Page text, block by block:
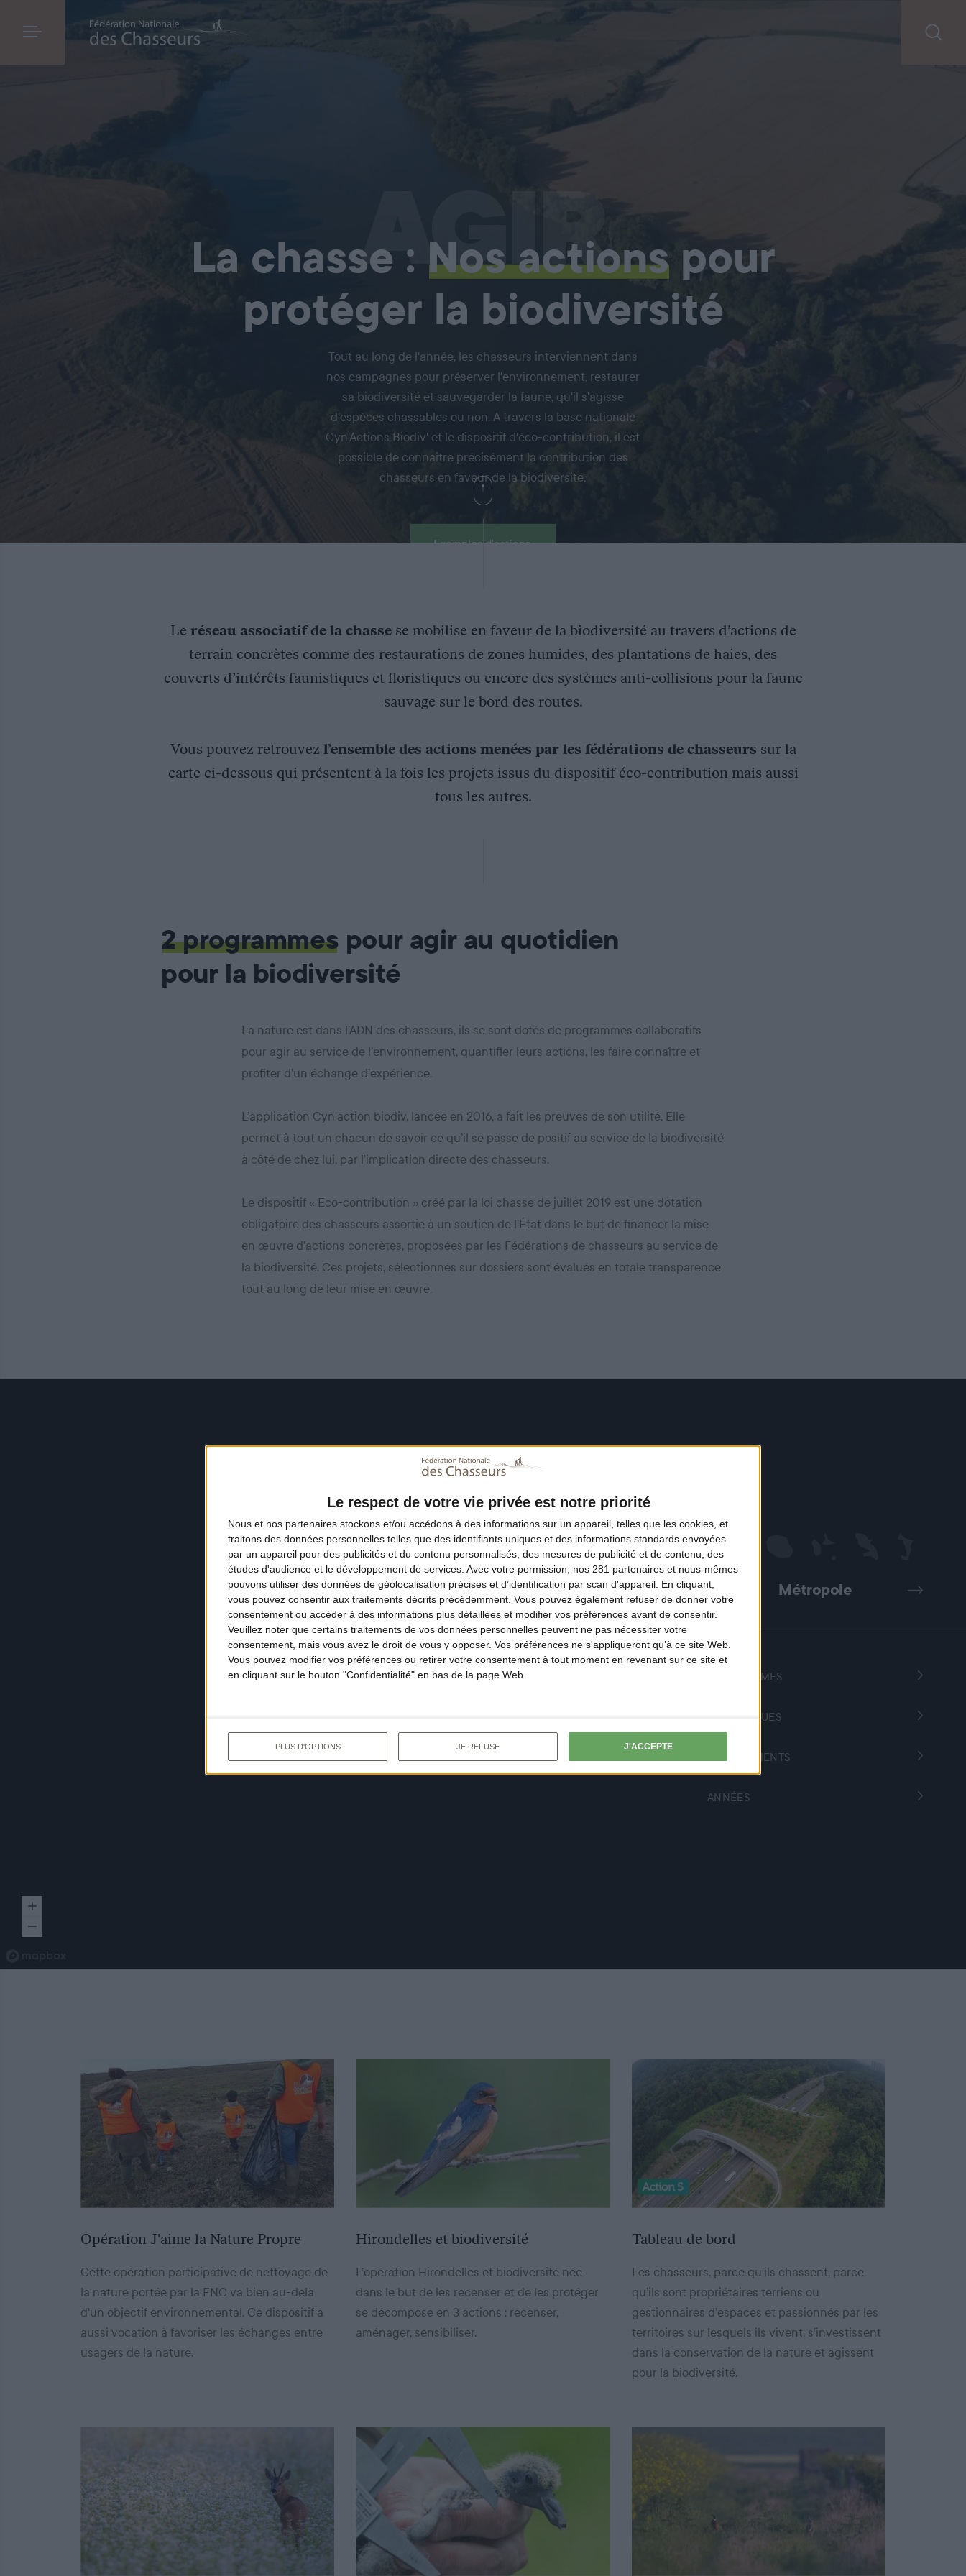
Le respect de votre vie privée est notre priorité
Nous et nos partenaires stockons et/ou accédons à des informations sur un appareil, telles que les cookies, et
traitons des données personnelles telles que des identifiants uniques et des informations standards envoyées
par un appareil pour des publicités et du contenu personnalisés, des mesures de publicité et de contenu, des
études d'audience et le développement de services. Avec votre permission, nos 281 partenaires et nous-mêmes
pouvons utiliser des données de géolocalisation précises et d’identification par scan d'appareil. En cliquant,
vous pouvez consentir aux traitements décrits précédemment. Vous pouvez également refuser de donner votre
consentement ou accéder à des informations plus détaillées et modifier vos préférences avant de consentir.
Veuillez noter que certains traitements de vos données personnelles peuvent ne pas nécessiter votre
consentement, mais vous avez le droit de vous y opposer. Vos préférences ne s'appliqueront qu’à ce site Web.
Vous pouvez modifier vos préférences ou retirer votre consentement à tout moment en revenant sur ce site et
en cliquant sur le bouton "Confidentialité" en bas de la page Web.
PLUS D'OPTIONS JE REFUSE J'ACCEPTE
AGIR
La chasse : Nos actionspour
protéger la biodiversité
Tout au long de l'année, les chasseurs interviennent dans
nos campagnes pour préserver l'environnement, restaurer
sa biodiversité et sauvegarder la faune, qu'il s'agisse
d'espèces chassables ou non. A travers la base nationale
Cyn'Actions Biodiv' et le dispositif d'éco-contribution, il est
possible de connaitre précisément la contribution des
chasseurs en faveur de la biodiversité.
Exemples d'actions
Le réseau associatif de la chassese mobilise en faveur de la biodiversité au travers d’actions de
terrain concrètes comme des restaurations de zones humides, des plantations de haies, des
couverts d’intérêts faunistiques et floristiques ou encore des systèmes anti-collisions pour la faune
sauvage sur le bord des routes.
Vous pouvez retrouvez l’ensemble des actions menées par les fédérations de chasseurs sur la
carte ci-dessous qui présentent à la fois les projets issus du dispositif éco-contribution mais aussi
tous les autres.
2 programmes pour agir au quotidien
pour la biodiversité
La nature est dans l’ADN des chasseurs, ils se sont dotés de programmes collaboratifs
pour agir au service de l’environnement, quantifier leurs actions, les faire connaître et
profiter d’un échange d’expérience.
L’application Cyn’action biodiv, lancée en 2016, a fait les preuves de son utilité. Elle
permet à tout un chacun de savoir ce qu’il se passe de positif au service de la biodiversité
à côté de chez lui, par l’implication directe des chasseurs.
Le dispositif « Eco-contribution » créé par la loi chasse de juillet 2019 est une dotation
obligatoire des chasseurs assortie à un soutien de l’État dans le but de financer la mise
en œuvre d’actions concrètes, proposées par les Fédérations de chasseurs au service de
la biodiversité. Ces projets, sélectionnés sur dossiers sont évalués en totale transparence
tout au long de leur mise en œuvre.
Précédent Métropole Suivant
PROGRAMMES
THÉMATIQUES
DÉPARTEMENTS
ANNÉES
Opération J'aime la Nature Propre
Cette opération participative de nettoyage de
la nature portée par la FNC va bien au-delà
d'un objectif environnemental. Ce dispositif a
aussi vocation à favoriser les échanges entre
usagers de la nature.
Hirondelles et biodiversité
L’opération Hirondelles et biodiversité née
dans le but de les recenser et de les protéger
se décompose en 3 actions : recenser,
aménager, sensibiliser.
Tableau de bord
Les chasseurs, parce qu’ils chassent, parce
qu’ils sont propriétaires terriens ou
gestionnaires d’espaces et passionnés par les
territoires sur lesquels ils vivent, s’investissent
dans la conservation de la nature et agissent
pour la biodiversité.